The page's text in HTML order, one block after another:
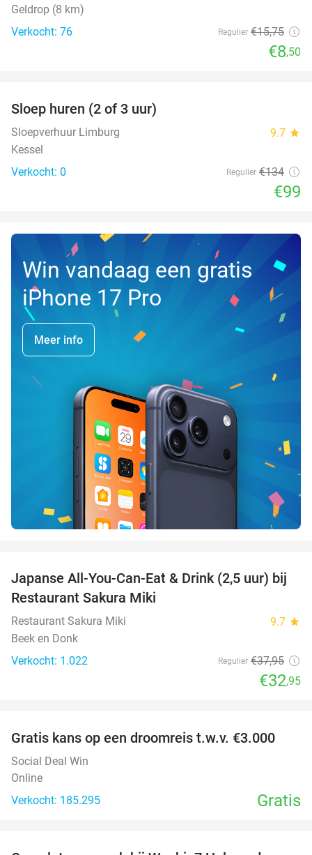
Geldrop (8 km)
Verkocht: 76
Regulier €15,75
€8,50
NEW
TODAY
Sloep huren (2 of 3 uur)
Sloepverhuur Limburg 9.7 star
Kessel
Verkocht: 0
Regulier €134
€99
Win vandaag een gratis
iPhone 17 Pro
Meer info
13%
Japanse All-You-Can-Eat & Drink (2,5 uur) bij
Restaurant Sakura Miki
Restaurant Sakura Miki 9.7 star
Beek en Donk
Verkocht: 1.022
Regulier €37,95
€32,95
Gratis kans op een droomreis t.w.v. €3.000
Social Deal Win
Online
Verkocht: 185.295
Gratis